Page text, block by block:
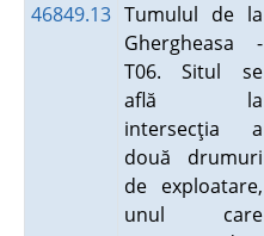
46849.13 Tumulul de la
Ghergheasa -
T06. Situl se
află la
intersecţia a
două drumuri
de exploatare,
unul care